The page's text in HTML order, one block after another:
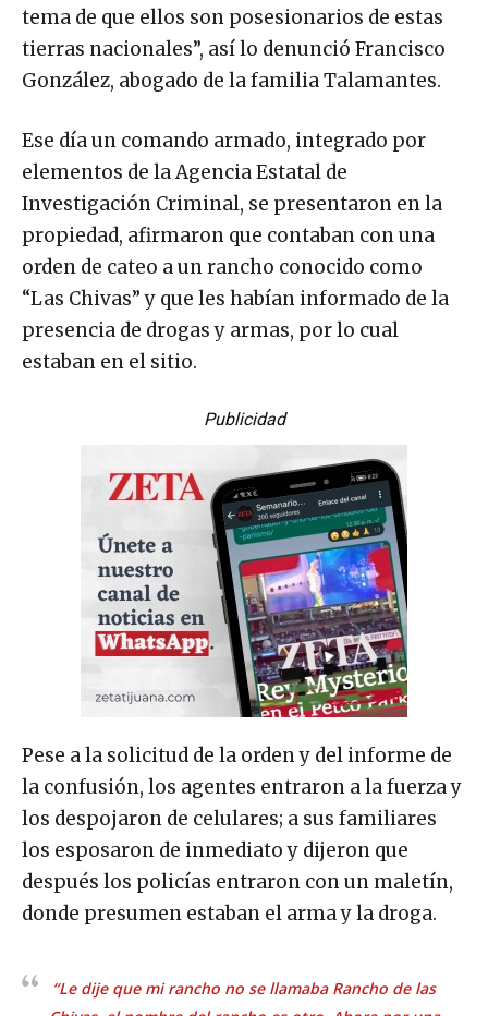
tema de que ellos son posesionarios de estas
tierras nacionales”, así lo denunció Francisco
González, abogado de la familia Talamantes.
Ese día un comando armado, integrado por
elementos de la Agencia Estatal de
Investigación Criminal, se presentaron en la
propiedad, afirmaron que contaban con una
orden de cateo a un rancho conocido como
“Las Chivas” y que les habían informado de la
presencia de drogas y armas, por lo cual
estaban en el sitio.
Publicidad
Pese a la solicitud de la orden y del informe de
la confusión, los agentes entraron a la fuerza y
los despojaron de celulares; a sus familiares
los esposaron de inmediato y dijeron que
después los policías entraron con un maletín,
donde presumen estaban el arma y la droga.
“Le dije que mi rancho no se llamaba Rancho de las